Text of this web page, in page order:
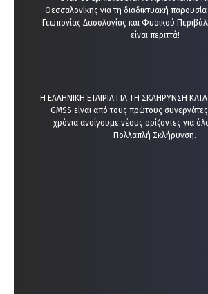
Θεσσαλονίκης για τη διαδικτυακή
Γεωπονίας Δασολογίας και Φυσικού
είναι περιττά!
Η ΕΛΛΗΝΙΚΗ ΕΤΑΙΡΙΑ ΓΙΑ ΤΗ ΣΚΛΗΡΥΝΣΗ
– GMSS είναι από τους πρώτους
χρόνια ανοίγουμε νέους ορίζοντες για
Πολλαπλή Σκλήρυνση.